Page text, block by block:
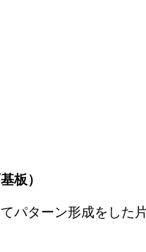
板）
パターン形成をし